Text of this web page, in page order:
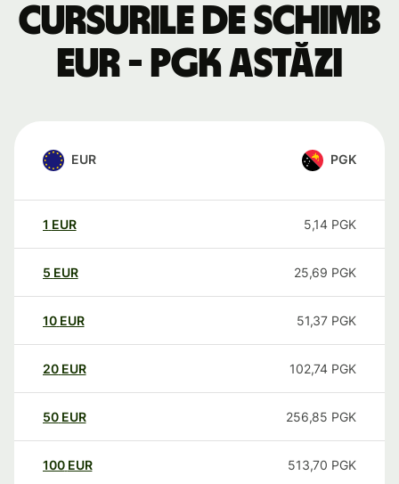
Cursurile de schimb
EUR - PGK astăzi
EUR PGK
1 EUR 5,14 PGK
5 EUR 25,69 PGK
10 EUR 51,37 PGK
20 EUR 102,74 PGK
50 EUR 256,85 PGK
100 EUR 513,70 PGK